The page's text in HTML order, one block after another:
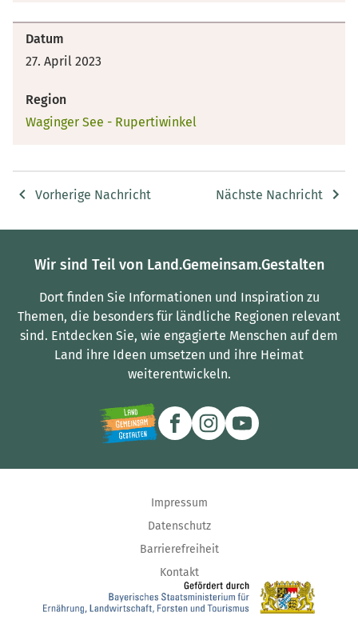
Datum
27. April 2023
Region
Waginger See - Rupertiwinkel
Vorherige Nachricht Nächste Nachricht
Wir sind Teil von Land.Gemeinsam.Gestalten
Dort finden Sie Informationen und Inspiration zu
Themen, die besonders für ländliche Regionen relevant
sind. Entdecken Sie, wie engagierte Menschen auf dem
Land ihre Ideen umsetzen und ihre Heimat
weiterentwickeln.
Impressum
Datenschutz
Barrierefreiheit
Kontakt